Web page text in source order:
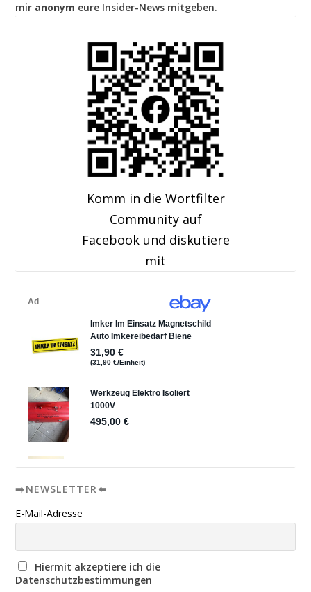
mir anonym eure Insider-News mitgeben.
Komm in die Wortfilter
Community auf
Facebook und diskutiere
mit
➡️NEWSLETTER⬅️
E-Mail-Adresse
Hiermit akzeptiere ich die
Datenschutzbestimmungen